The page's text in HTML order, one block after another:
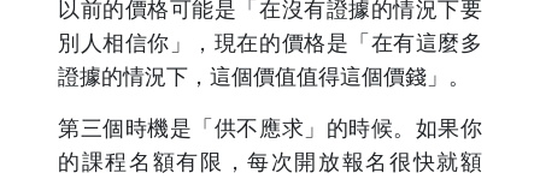
以前的價格可能是「在沒有證據的情況下要
別人相信你」，現在的價格是「在有這麼多
證據的情況下，這個價值值得這個價錢」。
第三個時機是「供不應求」的時候。如果你
的課程名額有限，每次開放報名很快就額